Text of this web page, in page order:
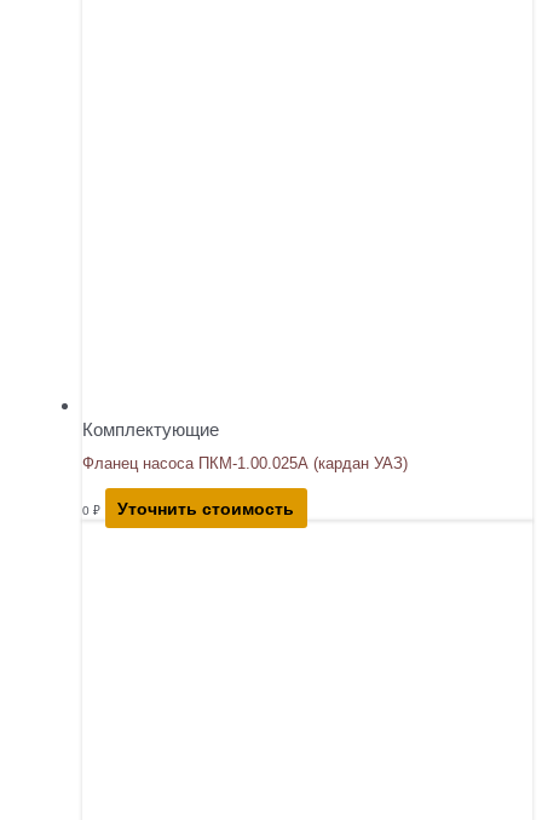
Комплектующие
Фланец насоса ПКМ-1.00.025А (кардан УАЗ)
0 ₽ Уточнить стоимость